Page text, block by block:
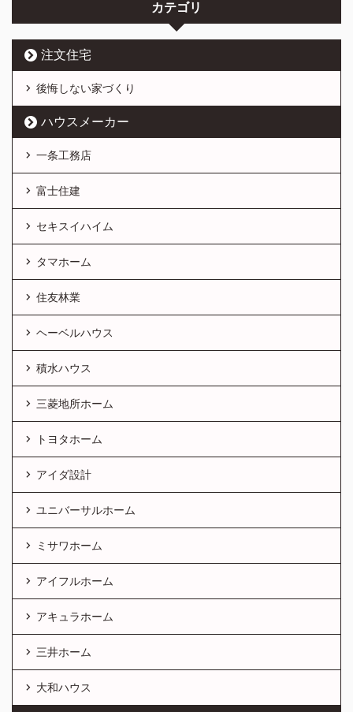
カテゴリ
注文住宅
後悔しない家づくり
ハウスメーカー
一条工務店
富士住建
セキスイハイム
タマホーム
住友林業
ヘーベルハウス
積水ハウス
三菱地所ホーム
トヨタホーム
アイダ設計
ユニバーサルホーム
ミサワホーム
アイフルホーム
アキュラホーム
三井ホーム
大和ハウス